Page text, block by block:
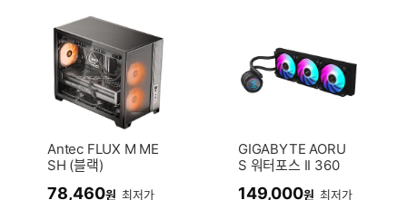
Antec FLUX M ME
SH (블랙)
78,460원 최저가
GIGABYTE AORU
S 워터포스 II 360
149,000원 최저가